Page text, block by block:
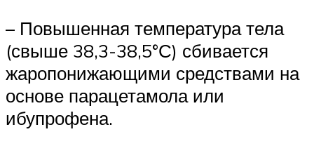
– Повышенная температура тела
(свыше 38,3-38,5°С) сбивается
жаропонижающими средствами на
основе парацетамола или
ибупрофена.